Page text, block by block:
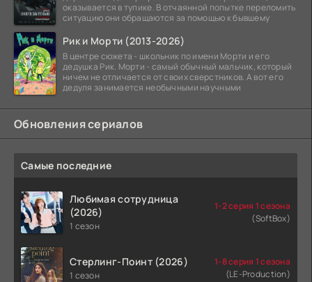
оказывается в тупике. В отчаянной попытке переломить
ситуацию они обращаются за помощью к бывшему
Рик и Морти (2013-2026)
В центре сюжета - школьник по имени Морти и его
дедушка Рик. Морти - самый обычный мальчик, который
ничем не отличается от своих сверстников. А вот его
дедуля занимается необычными научными
Обновления сериалов
Самые последние
Любимая сотрудница
(2026)
1 сезон
1-2 серия 1 сезона
(SoftBox)
Стерлинг-Поинт (2026)
1 сезон
1-8 серия 1 сезона
(LE-Production)